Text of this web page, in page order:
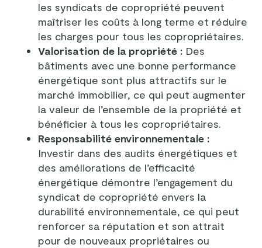
les syndicats de copropriété peuvent
maîtriser les coûts à long terme et réduire
les charges pour tous les copropriétaires.
Valorisation de la propriété : Des
bâtiments avec une bonne performance
énergétique sont plus attractifs sur le
marché immobilier, ce qui peut augmenter
la valeur de l’ensemble de la propriété et
bénéficier à tous les copropriétaires.
Responsabilité environnementale :
Investir dans des audits énergétiques et
des améliorations de l’efficacité
énergétique démontre l’engagement du
syndicat de copropriété envers la
durabilité environnementale, ce qui peut
renforcer sa réputation et son attrait
pour de nouveaux propriétaires ou